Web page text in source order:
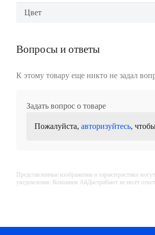
Цвет
Вопросы и ответы
К этому товару еще никто не задал
Задать вопрос о товаре
Пожалуйста, авторизуйтесь,
Представленные изображения и характеристики
уведомления. Компания АйДистрибьют не несёт